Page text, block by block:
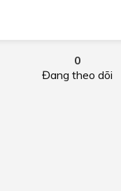
0
Đang theo dõi